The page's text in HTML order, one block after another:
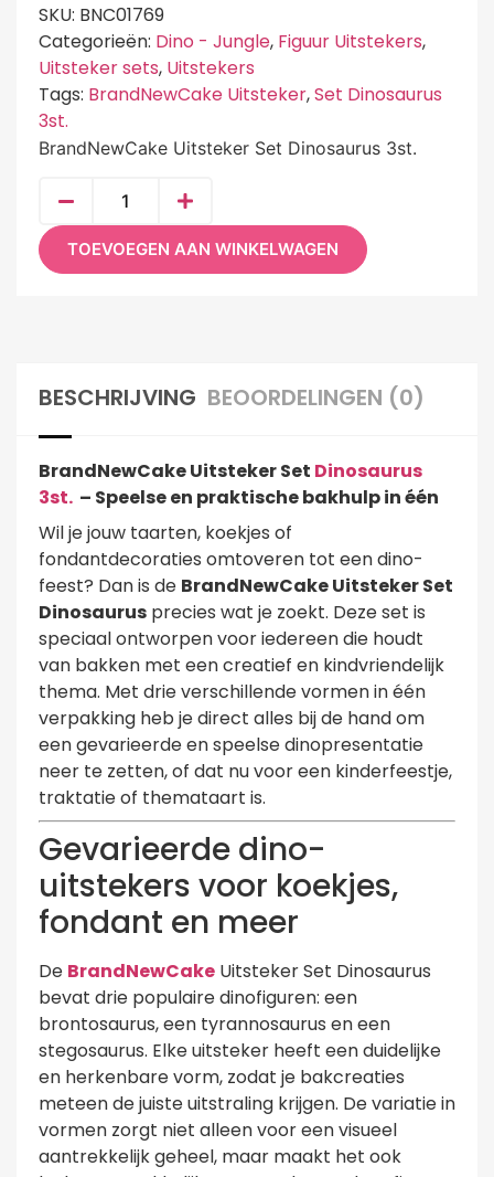
SKU: BNC01769
Categorieën: Dino - Jungle, Figuur Uitstekers,
Uitsteker sets, Uitstekers
Tags: BrandNewCake Uitsteker,Set Dinosaurus
3st.
BrandNewCake Uitsteker Set Dinosaurus 3st.
TOEVOEGEN AAN WINKELWAGEN
BESCHRIJVING BEOORDELINGEN (0)
BrandNewCake Uitsteker Set Dinosaurus
3st. – Speelse en praktische bakhulp in één
Wil je jouw taarten, koekjes of
fondantdecoraties omtoveren tot een dino-
feest? Dan is de BrandNewCake Uitsteker Set
Dinosaurus precies wat je zoekt. Deze set is
speciaal ontworpen voor iedereen die houdt
van bakken met een creatief en kindvriendelijk
thema. Met drie verschillende vormen in één
verpakking heb je direct alles bij de hand om
een gevarieerde en speelse dinopresentatie
neer te zetten, of dat nu voor een kinderfeestje,
traktatie of themataart is.
Gevarieerde dino-
uitstekers voor koekjes,
fondant en meer
De BrandNewCake Uitsteker Set Dinosaurus
bevat drie populaire dinofiguren: een
brontosaurus, een tyrannosaurus en een
stegosaurus. Elke uitsteker heeft een duidelijke
en herkenbare vorm, zodat je bakcreaties
meteen de juiste uitstraling krijgen. De variatie in
vormen zorgt niet alleen voor een visueel
aantrekkelijk geheel, maar maakt het ook